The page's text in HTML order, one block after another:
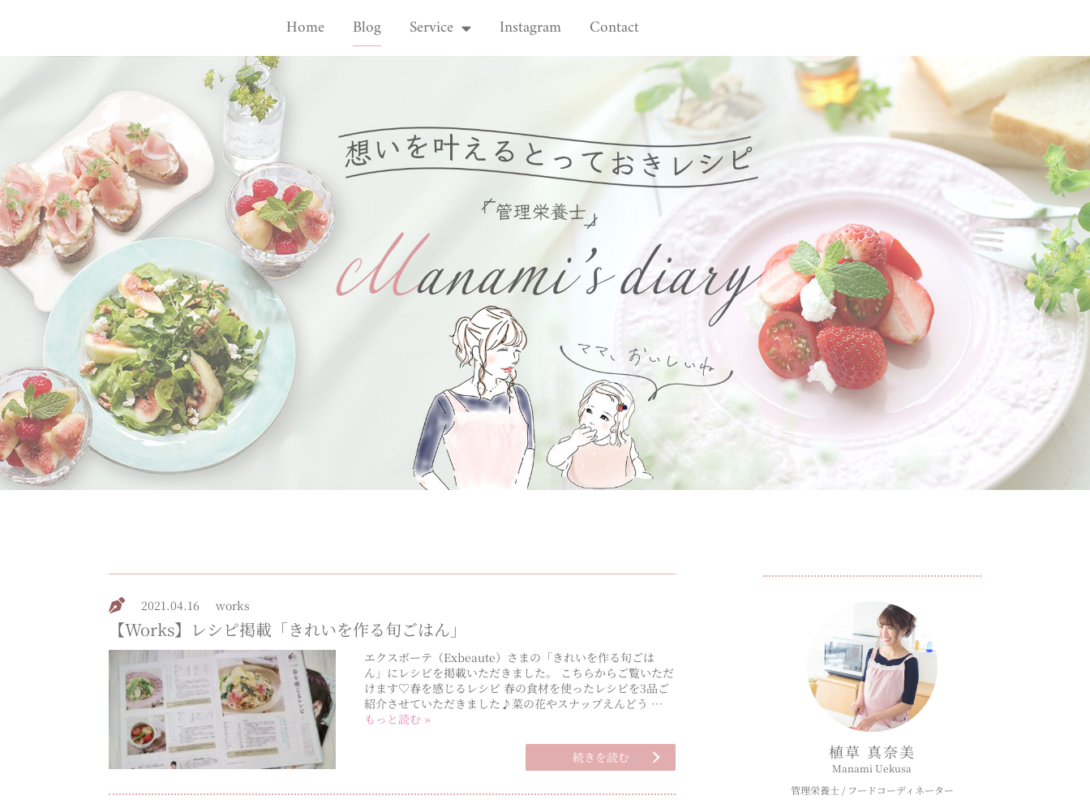
Home Blog Service Instagram Contact
2021.04.16 works
【Works】レシピ掲載「きれいを作る旬ごはん」
エクスボーテ（Exbeaute）さまの「きれいを作る旬ごは
ん」にレシピを掲載いただきました。 こちらからご覧いただ
けます♡春を感じるレシピ 春の食材を使ったレシピを3品ご
紹介させていただきました♪菜の花やスナップえんどう …
もっと読む »
続きを読む 植草 真奈美
Manami Uekusa
管理栄養士 / フードコーディネーター